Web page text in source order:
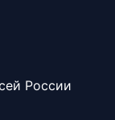
России